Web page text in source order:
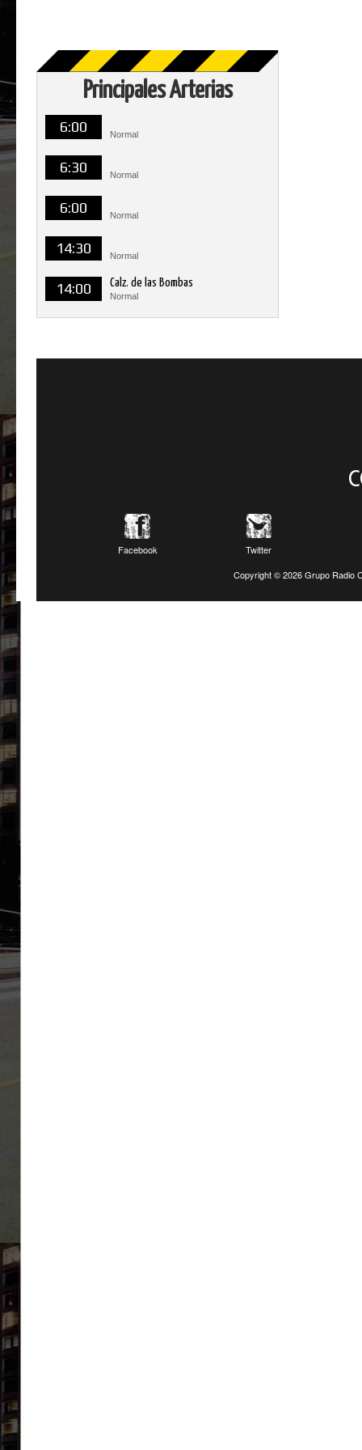
Principales Arterias
6:00 Normal
6:30 Normal
6:00 Normal
14:30 Normal
14:00 Calz. de las Bombas
Normal
Facebook
Twitter
Copyright ©2026 Grupo Radio